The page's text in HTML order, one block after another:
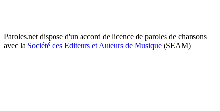
Paroles.net dispose d'un accord de licence de paroles de chansons
avec la Société des Editeurs et Auteurs de Musique (SEAM)